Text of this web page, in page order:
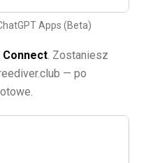
Apps (Beta)
Connect. Zostaniesz
— po